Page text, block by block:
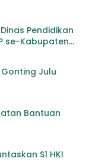
Pendidikan
se-Kabupaten
Gonting Julu
Bantuan
S1 HKI